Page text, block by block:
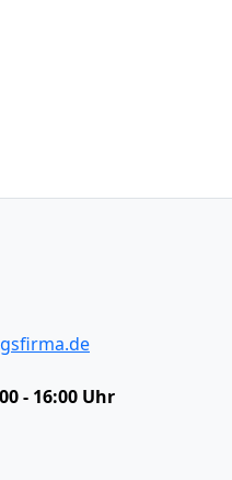
- 16:00 Uhr